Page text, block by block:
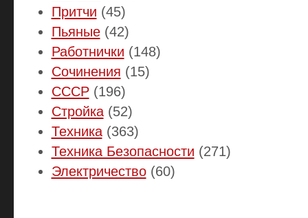
Притчи (45)
Пьяные(42)
Работнички (148)
Сочинения (15)
СССР(196)
Стройка(52)
Техника(363)
Техника Безопасности (271)
Электричество(60)